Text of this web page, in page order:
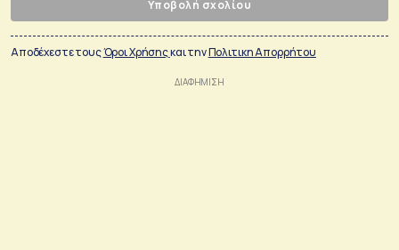
Υποβολή σχολίου
Αποδέχεστε τουςΌροι Χρήσηςκαι τηνΠολιτικη Απορρήτου